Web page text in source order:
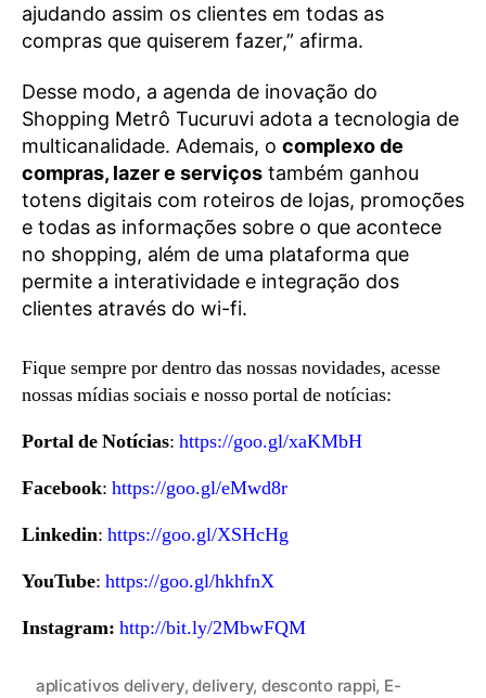
ajudando assim os clientes em todas as
compras que quiserem fazer,” afirma.
Desse modo, a agenda de inovação do
Shopping Metrô Tucuruvi adota a tecnologia de
multicanalidade. Ademais, o complexo de
compras, lazer e serviços também ganhou
totens digitais com roteiros de lojas, promoções
e todas as informações sobre o que acontece
no shopping, além de uma plataforma que
permite a interatividade e integração dos
clientes através do wi-fi.
Fique sempre por dentro das nossas novidades, acesse
nossas mídias sociais e nosso portal de notícias:
Portal de Notícias: https://goo.gl/xaKMbH
Facebook: https://goo.gl/eMwd8r
Linkedin: https://goo.gl/XSHcHg
YouTube: https://goo.gl/hkhfnX
Instagram: http://bit.ly/2MbwFQM
aplicativos delivery,delivery, desconto rappi, E-